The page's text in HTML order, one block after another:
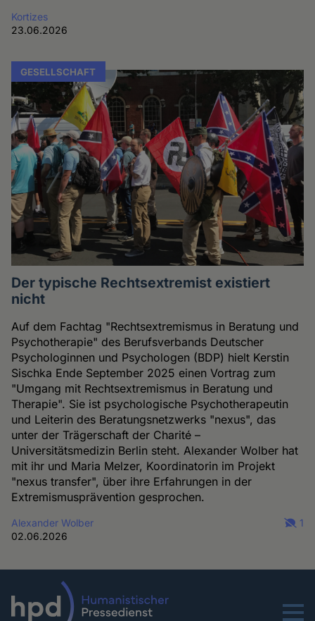
Kortizes
23.06.2026
GESELLSCHAFT
Der typische Rechtsextremist existiert
nicht
Auf dem Fachtag "Rechtsextremismus in Beratung und
Psychotherapie" des Berufsverbands Deutscher
Psychologinnen und Psychologen (BDP) hielt Kerstin
Sischka Ende September 2025 einen Vortrag zum
"Umgang mit Rechtsextremismus in Beratung und
Therapie". Sie ist psychologische Psychotherapeutin
und Leiterin des Beratungsnetzwerks "nexus", das
unter der Trägerschaft der Charité –
Universitätsmedizin Berlin steht. Alexander Wolber hat
mit ihr und Maria Melzer, Koordinatorin im Projekt
"nexus transfer", über ihre Erfahrungen in der
Extremismusprävention gesprochen.
Alexander Wolber
02.06.2026
1
Menu